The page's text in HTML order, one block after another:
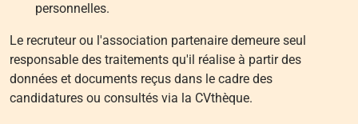
personnelles.
Le recruteur ou l'association partenaire demeure seul
responsable des traitements qu'il réalise à partir des
données et documents reçus dans le cadre des
candidatures ou consultés via la CVthèque.